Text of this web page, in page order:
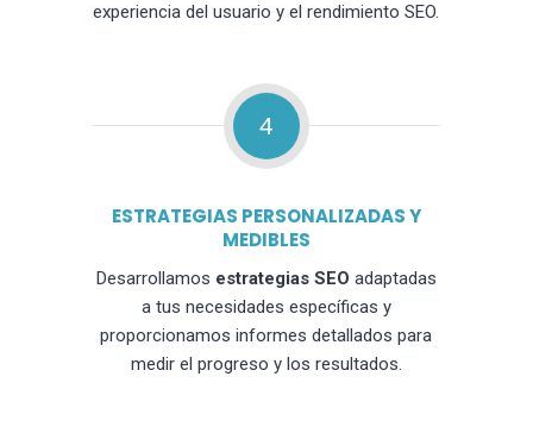
experiencia del usuario y el rendimiento SEO.
4
ESTRATEGIAS PERSONALIZADAS Y
MEDIBLES
Desarrollamos estrategias SEO adaptadas
a tus necesidades específicas y
proporcionamos informes detallados para
medir el progreso y los resultados.